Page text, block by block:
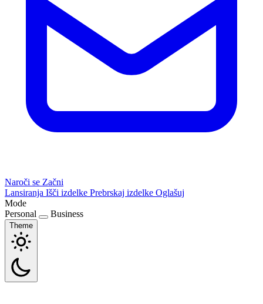
Naroči se Začni
Lansiranja Išči izdelke Prebrskaj izdelke Oglašuj
Mode
Personal
Business
Theme